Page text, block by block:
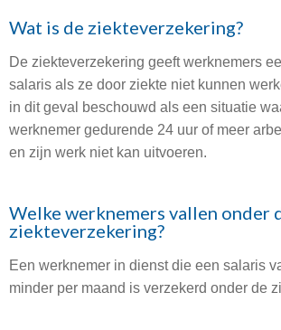
Wat is de ziekteverzekering?
De ziekteverzekering geeft werknemers
salaris als ze door ziekte niet kunnen
in dit geval beschouwd als een situatie
werknemer gedurende 24 uur of meer
en zijn werk niet kan uitvoeren.
Welke werknemers vallen onder
ziekteverzekering?
Een werknemer in dienst die een salaris
minder per maand is verzekerd onder de